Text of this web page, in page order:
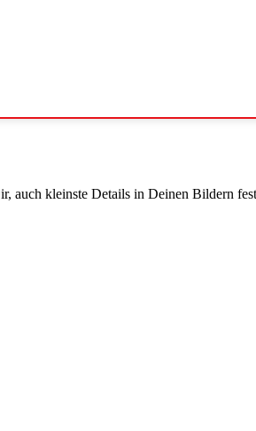
auch kleinste Details in Deinen Bildern